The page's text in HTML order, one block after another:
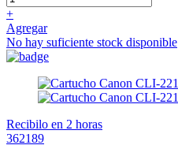
+
Agregar
No hay suficiente stock disponible
Recibilo en 2 horas
362189